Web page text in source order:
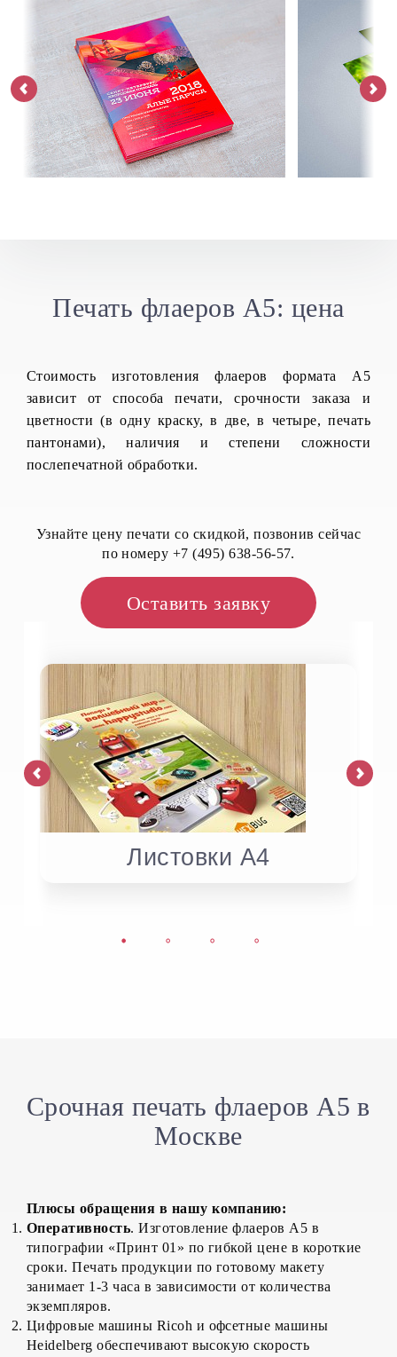
Печать флаеров А5: цена
Стоимость изготовления флаеров формата А5
зависит от способа печати, срочности заказа и
цветности (в одну краску, в две, в четыре, печать
пантонами), наличия и степени сложности
послепечатной обработки.
Узнайте цену печати со скидкой, позвонив сейчас
по номеру +7 (495) 638-56-57.
Оставить заявку
Листовки А4
Срочная печать флаеров А5 в
Москве
Плюсы обращения в нашу компанию:
Оперативность. Изготовление флаеров А5 в
типографии «Принт 01» по гибкой цене в короткие
сроки. Печать продукции по готовому макету
занимает 1-3 часа в зависимости от количества
экземпляров.
Цифровые машины Ricoh и офсетные машины
Heidelberg обеспечивают высокую скорость